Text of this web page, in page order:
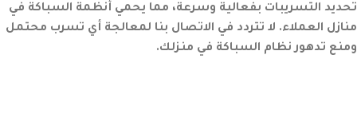
تحديد التسريبات بفعالية وسرعة، مما يحمي أنظمة السباكة في
منازل العملاء. لا تتردد في الاتصال بنا لمعالجة أي تسرب محتمل
ومنع تدهور نظام السباكة في منزلك.